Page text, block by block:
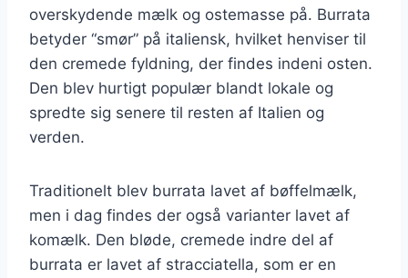
overskydende mælk og ostemasse på. Burrata
betyder “smør” på italiensk, hvilket henviser til
den cremede fyldning, der findes indeni osten.
Den blev hurtigt populær blandt lokale og
spredte sig senere til resten af Italien og
verden.
Traditionelt blev burrata lavet af bøffelmælk,
men i dag findes der også varianter lavet af
komælk. Den bløde, cremede indre del af
burrata er lavet af stracciatella, som er en